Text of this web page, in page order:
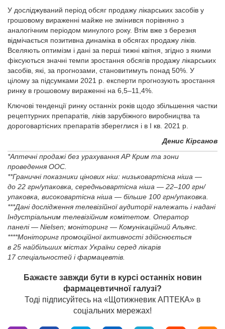
У досліджуваний період обсяг продажу лікарських засобів у
грошовому вираженні майже не змінився порівняно з
аналогічним періодом минулого року. Втім вже з березня
відмічається позитивна динаміка в обсягах продажу ліків.
Вселяють оптимізм і дані за перші тижні квітня, згідно з якими
фіксуються значні темпи зростання обсягів продажу лікарських
засобів, які, за прогнозами, становитимуть понад 50%. У
цілому за підсумками 2021 р. експерти прогнозують зростання
ринку в грошовому вираженні на 6,5–11,4%.
Ключові тенденції ринку останніх років щодо збільшення частки
рецептурних препаратів, ліків зарубіжного виробництва та
дороговартісних препаратів збереглися і в І кв. 2021 р.
Денис Кірсанов
*Аптечні продажі без урахування АР Крим та зони
проведення ООС.
**Граничні показники цінових ніш: низьковартісна ніша —
до 22 грн/упаковка, середньовартісна ніша — 22–100 грн/
упаковка, високовартісна ніша — більше 100 грн/упаковка.
***Дані дослідження телевізійної аудиторії належать і надані
Індустріальним телевізійним комітетом. Оператор
панелі — Nielsen; моніторинг — Комунікаційний Альянс.
****Моніторинг промоційної активності здійснюється
в 25 найбільших містах України серед лікарів
17 спеціальностей і фармацевтів.
Бажаєте завжди бути в курсі останніх новин
фармацевтичної галузі?
Тоді підписуйтесь на «Щотижневик АПТЕКА» в
соціальних мережах!